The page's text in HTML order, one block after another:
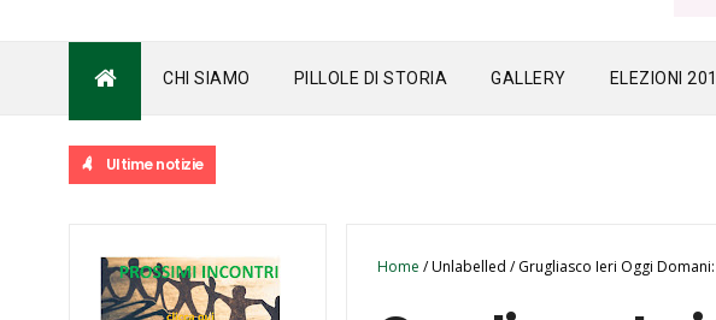
CHI SIAMO PILLOLE DI STORIA GALLERY ELEZIONI
Ultime notizie
Home /Unlabelled/ Grugliasco Ieri Oggi